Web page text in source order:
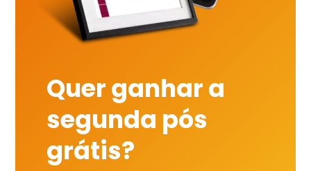
Quer ganhar a
segunda pós
grátis?